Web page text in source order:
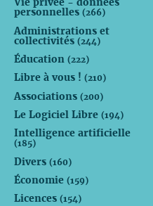
personnelles (266)
Administrations et
collectivités (244)
Éducation (222)
Libre à vous ! (210)
Associations (200)
Le Logiciel Libre (194)
Intelligence artificielle
(185)
Divers (160)
Économie (159)
Licences (154)